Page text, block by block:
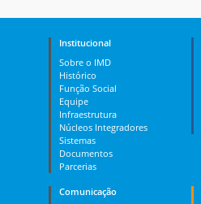
Institucional
Sobre o IMD
Histórico
Função Social
Equipe
Infraestrutura
Núcleos Integradores
Sistemas
Documentos
Parcerias
Comunicação